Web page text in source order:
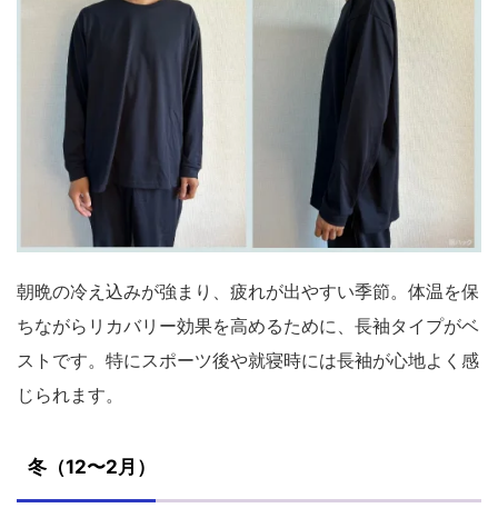
朝晩の冷え込みが強まり、疲れが出やすい季節。体温を保
ちながらリカバリー効果を高めるために、長袖タイプがベ
ストです。特にスポーツ後や就寝時には長袖が心地よく感
じられます。
冬（12〜2月）